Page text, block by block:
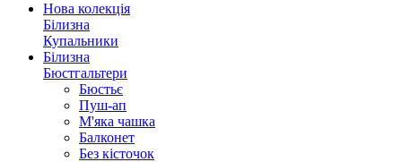
Нова колекція
Білизна
Купальники
Білизна
Бюстгальтери
Бюстьє
Пуш-ап
М'яка чашка
Балконет
Без кісточок